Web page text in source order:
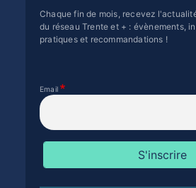
Chaque fin de mois, recevez
du réseau Trente et + : évènements,
pratiques et recommandations !
Email